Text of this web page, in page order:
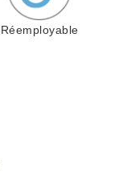
Réemployable